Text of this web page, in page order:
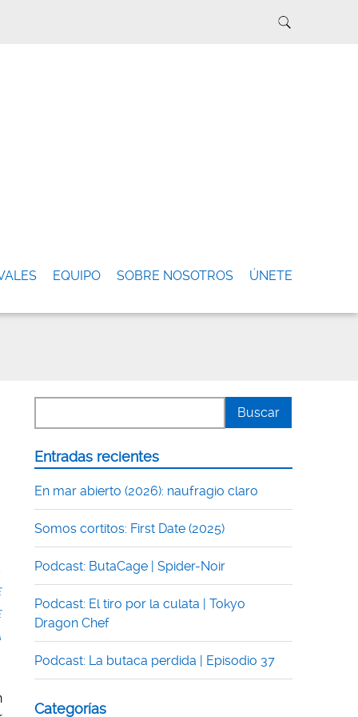
EQUIPO SOBRE NOSOTROS ÚNETE
Entradas recientes
En mar abierto (2026): naufragio claro
Somos cortitos: First Date (2025)
Podcast: ButaCage | Spider-Noir
Podcast: El tiro por la culata | Tokyo
Dragon Chef
Podcast: La butaca perdida | Episodio 37
Categorías